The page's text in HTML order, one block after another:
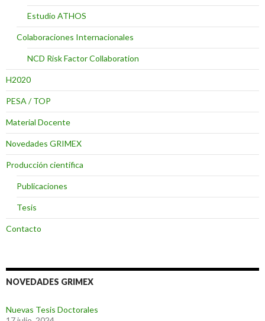
Estudio ATHOS
Colaboraciones Internacionales
NCD Risk Factor Collaboration
H2020
PESA / TOP
Material Docente
Novedades GRIMEX
Producción científica
Publicaciones
Tesis
Contacto
NOVEDADES GRIMEX
Nuevas Tesis Doctorales